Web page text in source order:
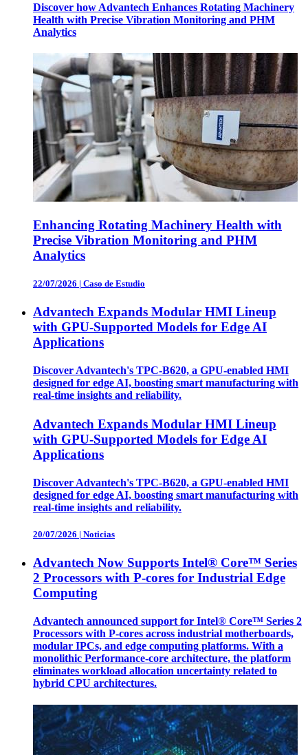
Discover how Advantech Enhances Rotating Machinery
Health with Precise Vibration Monitoring and PHM
Analytics
Enhancing Rotating Machinery Health with
Precise Vibration Monitoring and PHM
Analytics
22/07/2026 | Caso de Estudio
Advantech Expands Modular HMI Lineup
with GPU-Supported Models for Edge AI
Applications
Discover Advantech's TPC-B620, a GPU-enabled HMI
designed for edge AI, boosting smart manufacturing with
real-time insights and reliability.
Advantech Expands Modular HMI Lineup
with GPU-Supported Models for Edge AI
Applications
Discover Advantech's TPC-B620, a GPU-enabled HMI
designed for edge AI, boosting smart manufacturing with
real-time insights and reliability.
20/07/2026 | Noticias
Advantech Now Supports Intel® Core™ Series
2 Processors with P-cores for Industrial Edge
Computing
Advantech announced support for Intel® Core™ Series 2
Processors with P-cores across industrial motherboards,
modular IPCs, and edge computing platforms. With a
monolithic Performance-core architecture, the platform
eliminates workload allocation uncertainty related to
hybrid CPU architectures.